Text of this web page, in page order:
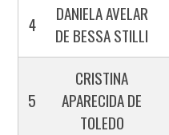
4
DANIELA AVELAR
DE BESSA STILLI
5
CRISTINA
APARECIDA DE
TOLEDO